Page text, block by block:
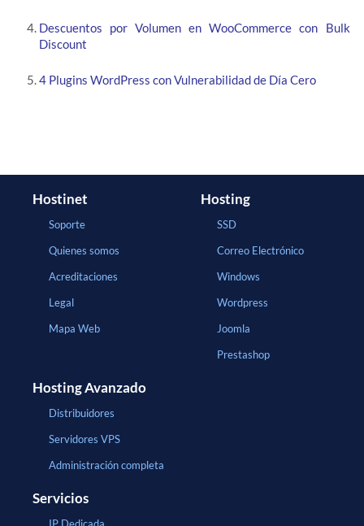
Descuentos por Volumen en WooCommerce con Bulk
Discount
4 Plugins WordPress con Vulnerabilidad de Día Cero
Hostinet
Soporte
Quienes somos
Acreditaciones
Legal
Mapa Web
Hosting
SSD
Correo Electrónico
Windows
Wordpress
Joomla
Prestashop
Hosting Avanzado
Distribuidores
Servidores VPS
Administración completa
Servicios
IP Dedicada